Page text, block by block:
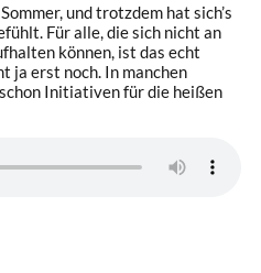
und trotzdem hat sich’s
Für alle, die sich nicht an
können, ist das echt
ja erst noch. In manchen
Initiativen für die heißen